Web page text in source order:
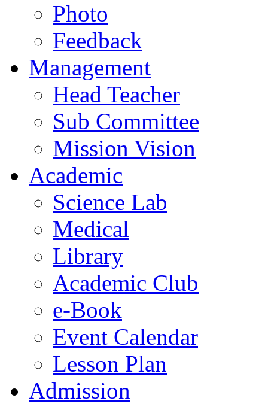
Photo
Feedback
Management
Head Teacher
Sub Committee
Mission Vision
Academic
Science Lab
Medical
Library
Academic Club
e-Book
Event Calendar
Lesson Plan
Admission